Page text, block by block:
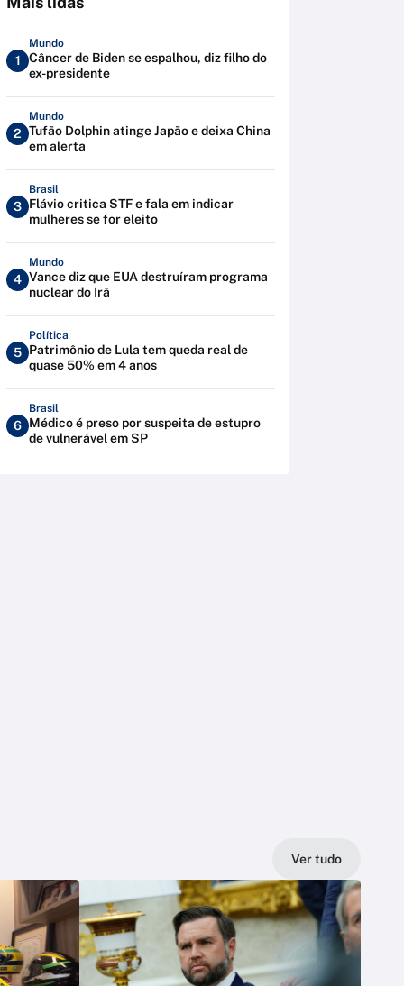
1
Mundo
Câncer de Biden se espalhou, diz filho do
ex-presidente
2
Mundo
Tufão Dolphin atinge Japão e deixa China
em alerta
3
Brasil
Flávio critica STF e fala em indicar
mulheres se for eleito
4
Mundo
Vance diz que EUA destruíram programa
nuclear do Irã
5
Política
Patrimônio de Lula tem queda real de
quase 50% em 4 anos
6
Brasil
Médico é preso por suspeita de estupro
de vulnerável em SP
Ver tudo